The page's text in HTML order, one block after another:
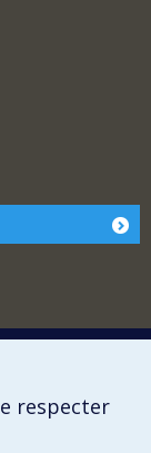
respecter